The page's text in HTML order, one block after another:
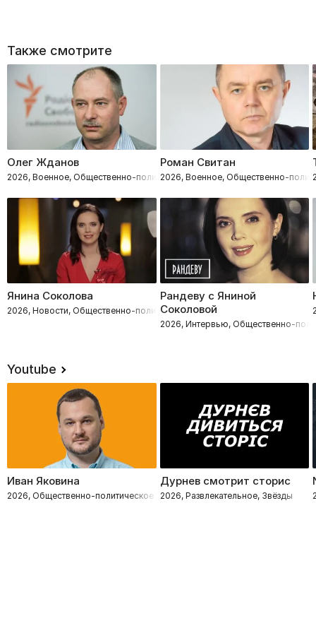
Также смотрите
Олег Жданов
2026, Военное, Общественно-политическое
Роман Свитан
2026, Военное, Общественно-
Янина Соколова
2026, Новости, Общественно-политическое
Рандеву с Яниной
Соколовой
2026, Интервью, Общественно-
Youtube
Иван Яковина
2026, Общественно-политическое
Дурнев смотрит сторис
2026, Развлекательное, Звёзды